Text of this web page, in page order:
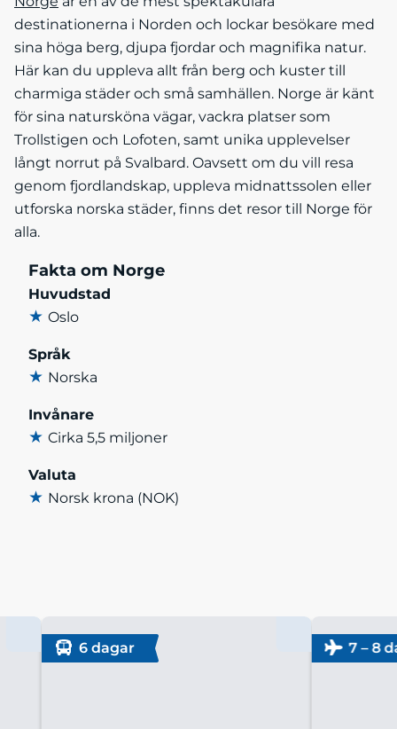
destinationerna i Norden och lockar besökare med
sina höga berg, djupa fjordar och magnifika natur.
Här kan du uppleva allt från berg och kuster till
charmiga städer och små samhällen. Norge är känt
för sina natursköna vägar, vackra platser som
Trollstigen och Lofoten, samt unika upplevelser
långt norrut på Svalbard. Oavsett om du vill resa
genom fjordlandskap, uppleva midnattssolen eller
utforska norska städer, finns det resor till Norge för
alla.
Fakta om Norge
Huvudstad
★ Oslo
Språk
★ Norska
Invånare
★ Cirka 5,5 miljoner
Valuta
★ Norsk krona (NOK)
6 dagar 7 – 8